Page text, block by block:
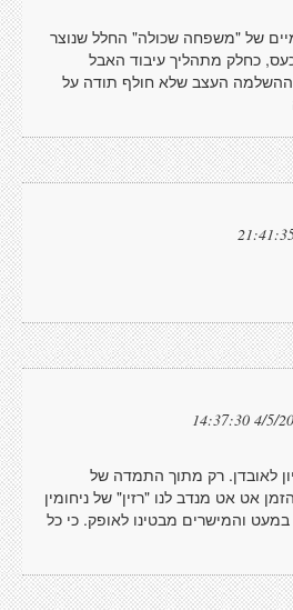
של "משפחה שכולה" החלל שנוצר
כחלק מתהליך עיבוד האבל
ההשלמה העצב שלא חולף תודה על
4/5/2009
לאובדן. רק מתוך התמדה של
אט אט מנדב לנו "רזין" של ניחומין
והמישרים מבטינו לאופק. כי כל